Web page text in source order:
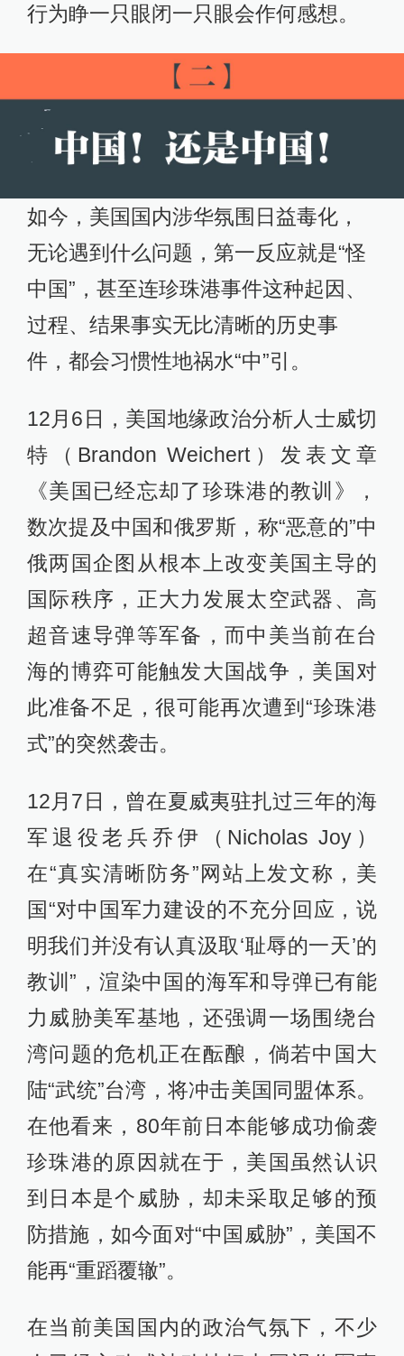
行为睁一只眼闭一只眼会作何感想。
如今，美国国内涉华氛围日益毒化，
无论遇到什么问题，第一反应就是“怪
中国”，甚至连珍珠港事件这种起因、
过程、结果事实无比清晰的历史事
件，都会习惯性地祸水“中”引。
12月6日，美国地缘政治分析人士威切
特（Brandon Weichert）发表文章
《美国已经忘却了珍珠港的教训》，
数次提及中国和俄罗斯，称“恶意的”中
俄两国企图从根本上改变美国主导的
国际秩序，正大力发展太空武器、高
超音速导弹等军备，而中美当前在台
海的博弈可能触发大国战争，美国对
此准备不足，很可能再次遭到“珍珠港
式”的突然袭击。
12月7日，曾在夏威夷驻扎过三年的海
军退役老兵乔伊（Nicholas Joy）
在“真实清晰防务”网站上发文称，美
国“对中国军力建设的不充分回应，说
明我们并没有认真汲取‘耻辱的一天’的
教训”，渲染中国的海军和导弹已有能
力威胁美军基地，还强调一场围绕台
湾问题的危机正在酝酿，倘若中国大
陆“武统”台湾，将冲击美国同盟体系。
在他看来，80年前日本能够成功偷袭
珍珠港的原因就在于，美国虽然认识
到日本是个威胁，却未采取足够的预
防措施，如今面对“中国威胁”，美国不
能再“重蹈覆辙”。
在当前美国国内的政治气氛下，不少